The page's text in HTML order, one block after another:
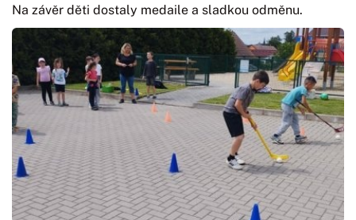
Na závěr děti dostaly medaile a sladkou odměnu.